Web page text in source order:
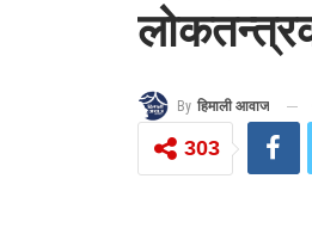
By हिमाली आवाज
303